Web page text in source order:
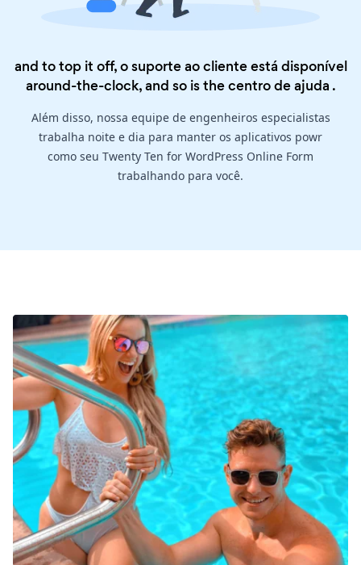
and to top it off, o suporte ao cliente está disponível
around-the-clock, and so is thecentro de ajuda .
Além disso, nossa equipe de engenheiros especialistas
trabalha noite e dia para manter os aplicativos powr
como seu Twenty Ten for WordPress Online Form
trabalhando para você.